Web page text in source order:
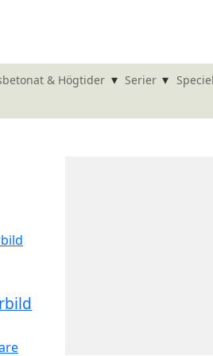
& Högtider ▾ Serier ▾